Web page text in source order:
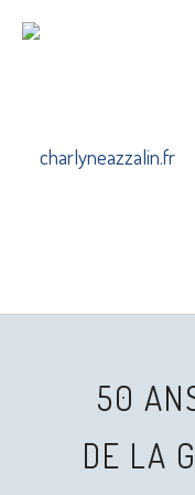
50
DE LA